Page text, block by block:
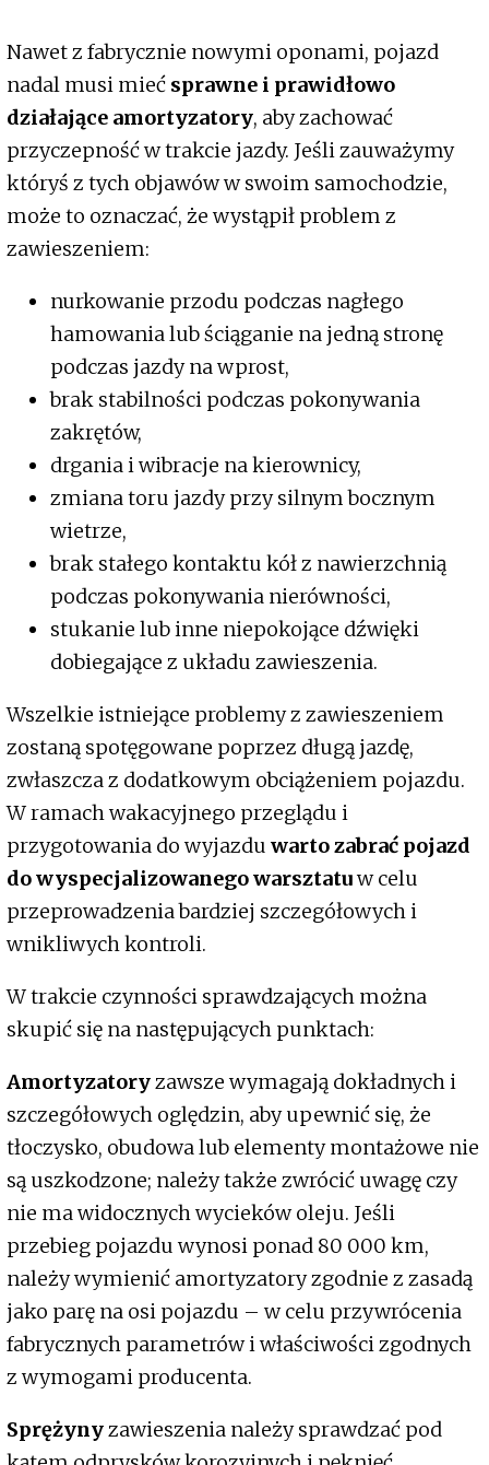
Nawet z fabrycznie nowymi oponami, pojazd
nadal musi mieć sprawne i prawidłowo
działające amortyzatory, aby zachować
przyczepność w trakcie jazdy. Jeśli zauważymy
któryś z tych objawów w swoim samochodzie,
może to oznaczać, że wystąpił problem z
zawieszeniem:
nurkowanie przodu podczas nagłego
hamowania lub ściąganie na jedną stronę
podczas jazdy na wprost,
brak stabilności podczas pokonywania
zakrętów,
drgania i wibracje na kierownicy,
zmiana toru jazdy przy silnym bocznym
wietrze,
brak stałego kontaktu kół z nawierzchnią
podczas pokonywania nierówności,
stukanie lub inne niepokojące dźwięki
dobiegające z układu zawieszenia.
Wszelkie istniejące problemy z zawieszeniem
zostaną spotęgowane poprzez długą jazdę,
zwłaszcza z dodatkowym obciążeniem pojazdu.
W ramach wakacyjnego przeglądu i
przygotowania do wyjazdu warto zabrać pojazd
do wyspecjalizowanego warsztatuw celu
przeprowadzenia bardziej szczegółowych i
wnikliwych kontroli.
W trakcie czynności sprawdzających można
skupić się na następujących punktach:
Amortyzatoryzawsze wymagają dokładnych i
szczegółowych oględzin, aby upewnić się, że
tłoczysko, obudowa lub elementy montażowe nie
są uszkodzone; należy także zwrócić uwagę czy
nie ma widocznych wycieków oleju. Jeśli
przebieg pojazdu wynosi ponad 80 000 km,
należy wymienić amortyzatory zgodnie z zasadą
jako parę na osi pojazdu – w celu przywrócenia
fabrycznych parametrów i właściwości zgodnych
z wymogami producenta.
Sprężynyzawieszenia należy sprawdzać pod